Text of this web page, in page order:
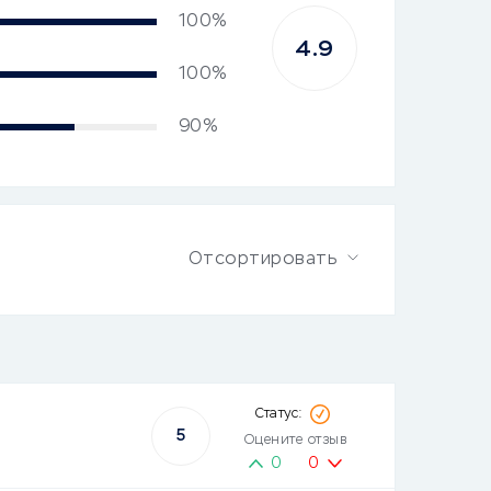
100%
100%
90%
4.9
Отсортировать
5 Оцените отзыв
0 0